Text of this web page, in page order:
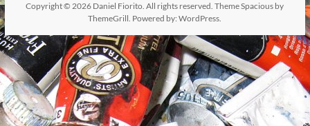
Copyright © 2026 Daniel Fiorito. All rights reserved. ThemeSpacious by
ThemeGrill. Powered by:WordPress.